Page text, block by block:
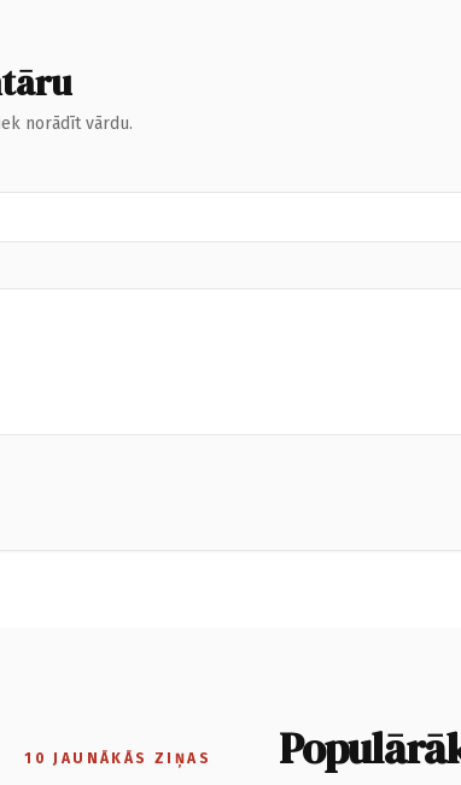
norādīt vārdu.
10 JAUNĀKĀS ZIŅAS